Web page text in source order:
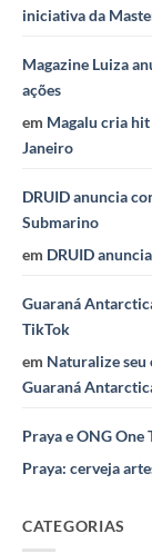
iniciativa da
Magazine Luiza
ações
em Magalu cria hit
Janeiro
DRUID anuncia
Submarino
em DRUID
Guaraná
TikTok
em Naturalize seu
Guaraná
Praya e ONG One
Praya: cerveja
CATEGORIAS